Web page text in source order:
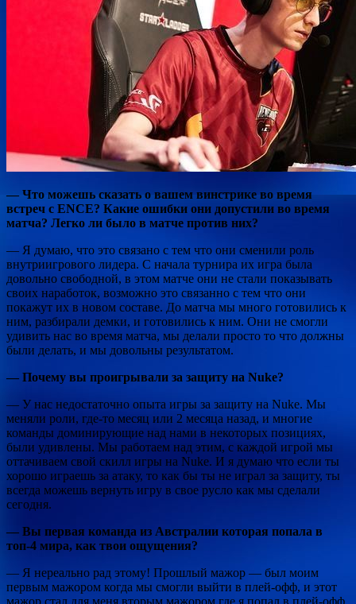
— Что можешь сказать о вашем винстрике во время
встреч с ENCE? Какие ошибки они допустили во время
матча? Легко ли было в матче против них?
— Я думаю, что это связано с тем что они сменили роль
внутриигрового лидера. С начала турнира их игра была
довольно свободной, в этом матче они не стали показывать
своих наработок, возможно это связанно с тем что они
покажут их в новом составе. До матча мы много готовились к
ним, разбирали демки, и готовились к ним. Они не смогли
удивить нас во время матча, мы делали просто то что должны
были делать, и мы довольны результатом.
— Почему вы проигрывали за защиту на Nuke?
— У нас недостаточно опыта игры за защиту на Nuke. Мы
меняли роли, где-то месяц или 2 месяца назад, и многие
команды доминирующие над нами в некоторых позициях,
были удивлены. Мы работаем над этим, с каждой игрой мы
оттачиваем свой скилл игры на Nuke. И я думаю что если ты
хорошо играешь за атаку, то как бы ты не играл за защиту, ты
всегда можешь вернуть игру в свое русло как мы сделали
сегодня.
— Вы первая команда из Австралии которая попала в
топ-4 мира, как твои ощущения?
— Я нереально рад этому! Прошлый мажор — был моим
первым мажором когда мы смогли выйти в плей-офф, и этот
мажор стал для меня вторым мажором где я попал в плей-офф